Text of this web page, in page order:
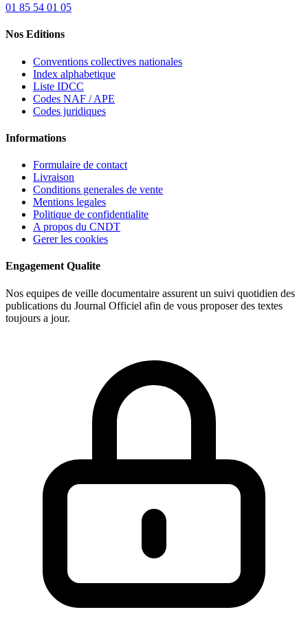
01 85 54 01 05
Nos Editions
Conventions collectives nationales
Index alphabetique
Liste IDCC
Codes NAF / APE
Codes juridiques
Informations
Formulaire de contact
Livraison
Conditions generales de vente
Mentions legales
Politique de confidentialite
A propos du CNDT
Gerer les cookies
Engagement Qualite
Nos equipes de veille documentaire assurent un suivi quotidien des
publications du Journal Officiel afin de vous proposer des textes
toujours a jour.